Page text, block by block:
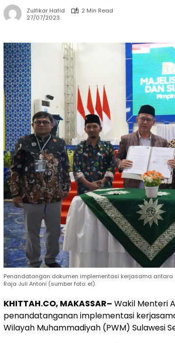
Zulfikar Hafid
2 Min Read
27/07/2023
Penandatangan dokumen implementasi kerjasama antara
Raja Juli Antoni (sumber foto: el).
KHITTAH.CO, MAKASSAR– Wakil Menteri
penandatanganan implementasi
Wilayah Muhammadiyah (PWM) Sulawesi